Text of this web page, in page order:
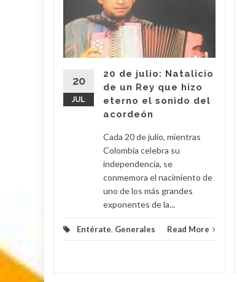
20
JUL
20 de julio: Natalicio
de un Rey que hizo
eterno el sonido del
acordeón
Cada 20 de julio, mientras
Colombia celebra su
independencia, se
conmemora el nacimiento de
uno de los más grandes
exponentes de la...
Entérate, Generales Read More